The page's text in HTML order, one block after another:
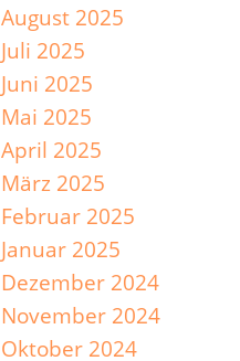
August 2025
Juli 2025
Juni 2025
Mai 2025
April 2025
März 2025
Februar 2025
Januar 2025
Dezember 2024
November 2024
Oktober 2024